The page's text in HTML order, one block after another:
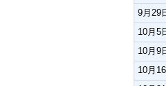
9月29
10月5
10月9
10月